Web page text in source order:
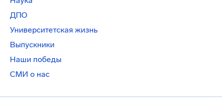
ДПО
Университетская жизнь
Выпускники
Наши победы
СМИ о нас